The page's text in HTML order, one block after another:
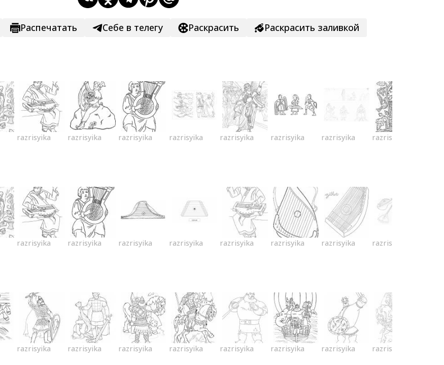
Распечатать Себе в телегу Раскрасить Раскрасить заливкой
razrisyika razrisyika razrisyika razrisyika razrisyika razrisyika razrisyika razrisyika
razrisyika razrisyika razrisyika razrisyika razrisyika razrisyika razrisyika razrisyika
razrisyika razrisyika razrisyika razrisyika razrisyika razrisyika razrisyika razrisyika